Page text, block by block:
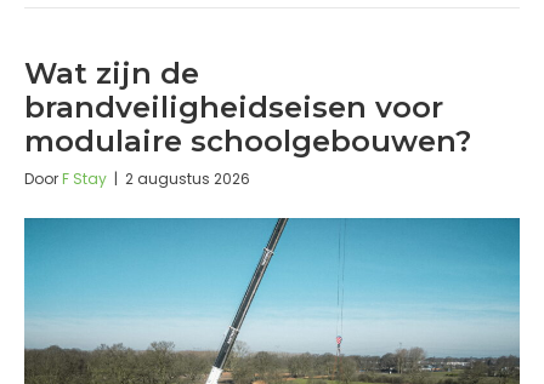
Wat zijn de
brandveiligheidseisen voor
modulaire schoolgebouwen?
DoorF Stay | 2 augustus 2026